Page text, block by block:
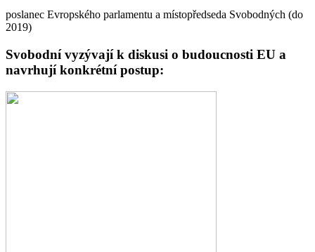
poslanec Evropského parlamentu a místopředseda Svobodných (do
2019)
Svobodní vyzývají k diskusi o budoucnosti EU a
navrhují konkrétní postup: